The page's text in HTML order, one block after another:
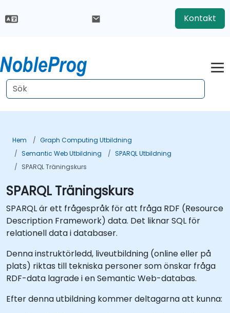
Kontakt
Hem
Graph Computing Utbildning
Semantic Web Utbildning
SPARQL Utbildning
SPARQL Träningskurs
SPARQL Träningskurs
SPARQL är ett frågespråk för att fråga RDF (Resource
Description Framework) data. Det liknar SQL för
relationell data i databaser.
Denna instruktörledd, liveutbildning (online eller på
plats) riktas till tekniska personer som önskar fråga
RDF-data lagrade i en Semantic Web-databas.
Efter denna utbildning kommer deltagarna att kunna: